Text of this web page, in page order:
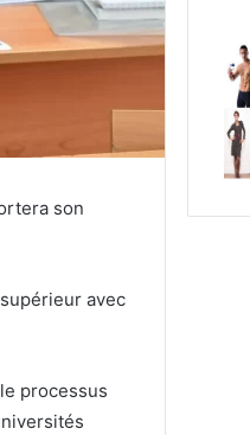
son
avec
processus